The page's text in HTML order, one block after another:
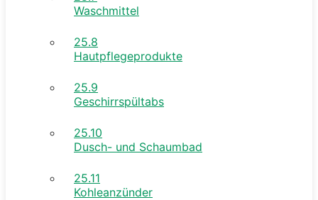
Waschmittel
25.8
Hautpflegeprodukte
25.9
Geschirrspültabs
25.10
Dusch- und Schaumbad
25.11
Kohleanzünder